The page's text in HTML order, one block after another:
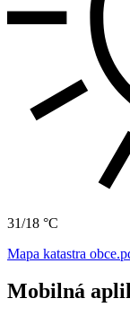
31/18 °C
Mapa katastra
Mobilná